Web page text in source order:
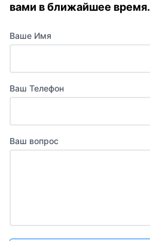
вами в ближайшее время.
Ваше Имя
Ваш Телефон
Ваш вопрос